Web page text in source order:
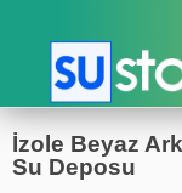
İzole Beyaz
Su Deposu